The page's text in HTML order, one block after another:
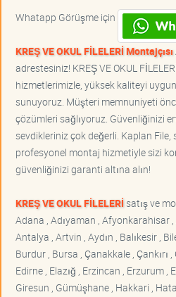
Whatapp Görüşme için
KREŞ VE OKUL FİLELERİ Montajçısı
adrestesiniz! KREŞ VE OKUL
hizmetlerimizle, yüksek kaliteyi
sunuyoruz. Müşteri memnuniyeti
çözümleri sağlıyoruz. Güvenliğinizi
sevdikleriniz çok değerli. Kaplan File,
profesyonel montaj hizmetiyle sizi
güvenliğinizi garanti altına alın!
KREŞ VE OKUL FİLELERİsatış ve
Adana , Adıyaman , Afyonkarahisar ,
Antalya , Artvin , Aydın , Balıkesir ,
Burdur , Bursa , Çanakkale , Çankırı
Edirne , Elazığ , Erzincan , Erzurum ,
Giresun , Gümüşhane , Hakkari ,